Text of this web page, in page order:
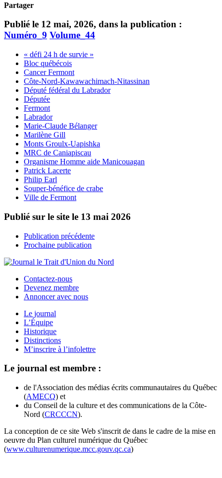
Partager
Publié le 12 mai, 2026, dans la publication :
Numéro_9 Volume_44
« défi 24 h de survie »
Bloc québécois
Cancer Fermont
Côte-Nord-Kawawachimach-Nitassinan
Député fédéral du Labrador
Députée
Fermont
Labrador
Marie-Claude Bélanger
Marilène Gill
Monts Groulx-Uapishka
MRC de Caniapiscau
Organisme Homme aide Manicouagan
Patrick Lacerte
Philip Earl
Souper-bénéfice de crabe
Ville de Fermont
Publié sur le site le 13 mai 2026
Publication précédente
Prochaine publication
Contactez-nous
Devenez membre
Annoncer avec nous
Le journal
L’Équipe
Historique
Distinctions
M’inscrire à l’infolettre
Le journal est membre :
de l'Association des médias écrits communautaires du Québec
(AMECQ) et
du Conseil de la culture et des communications de la Côte-
Nord (CRCCCN).
La conception de ce site Web s'inscrit de dans le cadre de la mise en
oeuvre du Plan culturel numérique du Québec
(www.culturenumerique.mcc.gouv.qc.ca)